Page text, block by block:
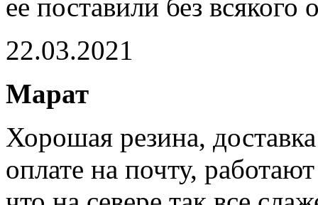
ее поставили без всякого
22.03.2021
Марат
Хорошая резина,
оплате на почту,